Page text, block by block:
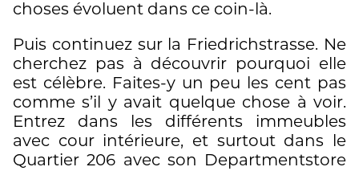
choses évoluent dans ce coin-là.
Puis continuez sur la Friedrichstrasse. Ne
cherchez pas à découvrir pourquoi elle
est célèbre. Faites-y un peu les cent pas
comme s’il y avait quelque chose à voir.
Entrez dans les différents immeubles
avec cour intérieure, et surtout dans le
Quartier 206 avec son Departmentstore